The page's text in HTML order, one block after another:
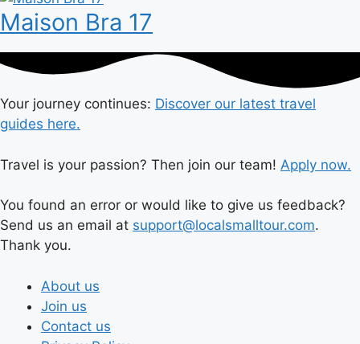
Maison Bra 17
Your journey continues: Discover our latest travel
guides here.
Travel is your passion? Then join our team! Apply now.
You found an error or would like to give us feedback?
Send us an email at support@localsmalltour.com.
Thank you.
About us
Join us
Contact us